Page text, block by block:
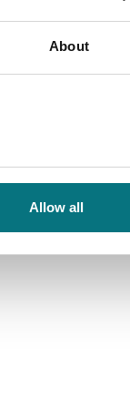
About
Allow all